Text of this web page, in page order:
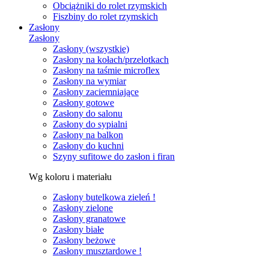
Obciążniki do rolet rzymskich
Fiszbiny do rolet rzymskich
Zasłony
Zasłony
Zasłony (wszystkie)
Zasłony na kołach/przelotkach
Zasłony na taśmie microflex
Zasłony na wymiar
Zasłony zaciemniające
Zasłony gotowe
Zasłony do salonu
Zasłony do sypialni
Zasłony na balkon
Zasłony do kuchni
Szyny sufitowe do zasłon i firan
Wg koloru i materiału
Zasłony butelkowa zieleń !
Zasłony zielone
Zasłony granatowe
Zasłony białe
Zasłony beżowe
Zasłony musztardowe !